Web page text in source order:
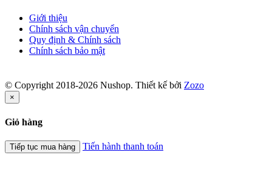
Giới thiệu
Chính sách vận chuyển
Quy định & Chính sách
Chính sách bảo mật
© Copyright 2018-2026 Nushop. Thiết kế bởi Zozo
×
Giỏ hàng
Tiếp tục mua hàng Tiến hành thanh toán